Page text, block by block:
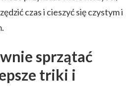
czas i cieszyć się czystym i
sprzątać
triki i